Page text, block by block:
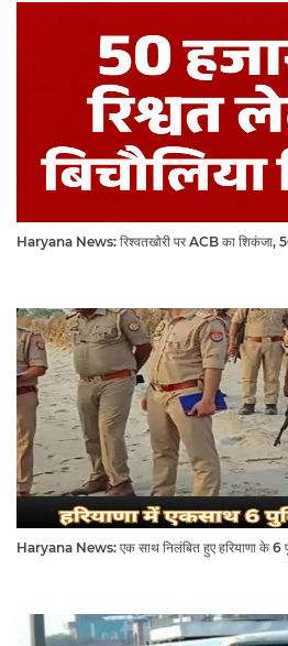
Haryana News: रिश्वतखोरी पर ACB का शिकंजा, 50
Haryana News: एक साथ निलंबित हुए हरियाणा के 6